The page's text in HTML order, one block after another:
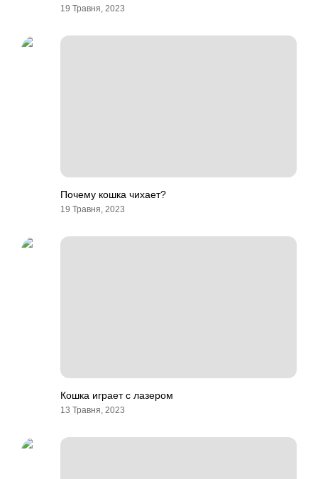
19 Травня, 2023
Почему кошка чихает?
19 Травня, 2023
Кошка играет с лазером
13 Травня, 2023